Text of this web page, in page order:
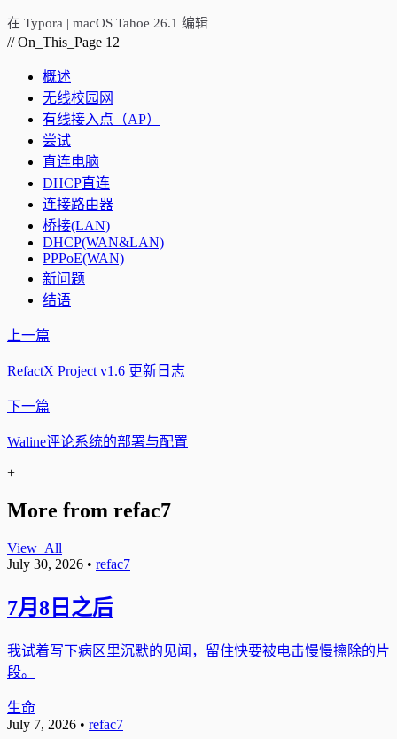
在 Typora | macOS Tahoe 26.1 编辑
// On_This_Page 12
概述
无线校园网
有线接入点（AP）
尝试
直连电脑
DHCP直连
连接路由器
桥接(LAN)
DHCP(WAN&LAN)
PPPoE(WAN)
新问题
结语
上一篇
RefactX Project v1.6 更新日志
下一篇
Waline评论系统的部署与配置
+
More from refac7
View_All
July 30, 2026 • refac7
7月8日之后
我试着写下病区里沉默的见闻，留住快要被电击慢慢擦除的片
段。
生命
July 7, 2026 • refac7